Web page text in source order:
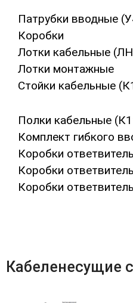
Патрубки вводные
Коробки
Лотки кабельные
Лотки монтажные
Стойки кабельные
Полки кабельные
Комплект гибкого
Коробки
Коробки
Коробки
Кабеленесущие